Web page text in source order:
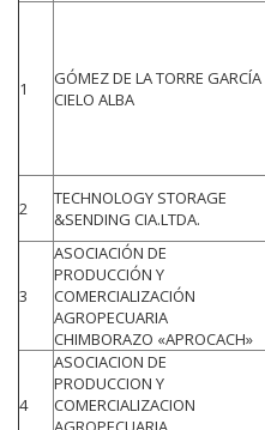
1
GÓMEZ DE LA TORRE GARCÍA
CIELO ALBA
2
TECHNOLOGY STORAGE
&SENDING CIA.LTDA.
3
ASOCIACIÓN DE
PRODUCCIÓN Y
COMERCIALIZACIÓN
AGROPECUARIA
CHIMBORAZO «APROCACH»
4
ASOCIACION DE
PRODUCCION Y
COMERCIALIZACION